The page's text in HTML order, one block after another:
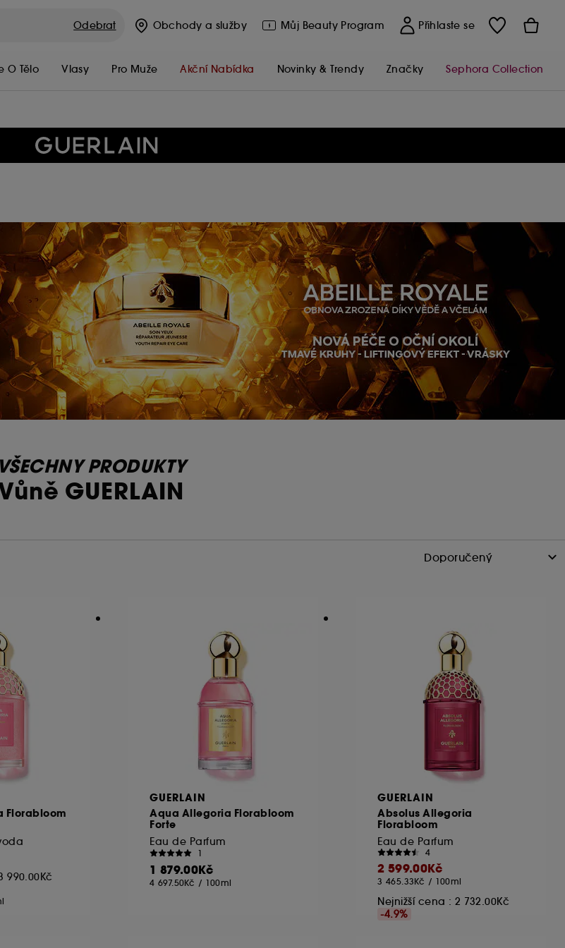
Odebrat Obchody a služby Můj Beauty Program Přihlaste se
O Tělo Vlasy Pro Muže Akční Nabídka Novinky & Trendy Značky Sephora Collection
VŠECHNY PRODUKTY
GUERLAIN
Florabloom
990.00Kč
GUERLAIN
Aqua Allegoria Florabloom
Forte
Eau de Parfum
1
1 879.00Kč
4 697.50Kč / 100ml
GUERLAIN
Absolus Allegoria
Florabloom
Eau de Parfum
4
2 599.00Kč
3 465.33Kč / 100ml
Nejnižší cena : 2 732.00Kč
-4.9%